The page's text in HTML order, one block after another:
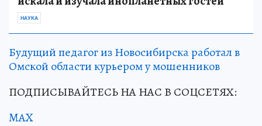
НАУКА
Будущий педагог из Новосибирска работал в
Омской области курьером у мошенников
ПОДПИСЫВАЙТЕСЬ НА НАС В СОЦСЕТЯХ:
MAX